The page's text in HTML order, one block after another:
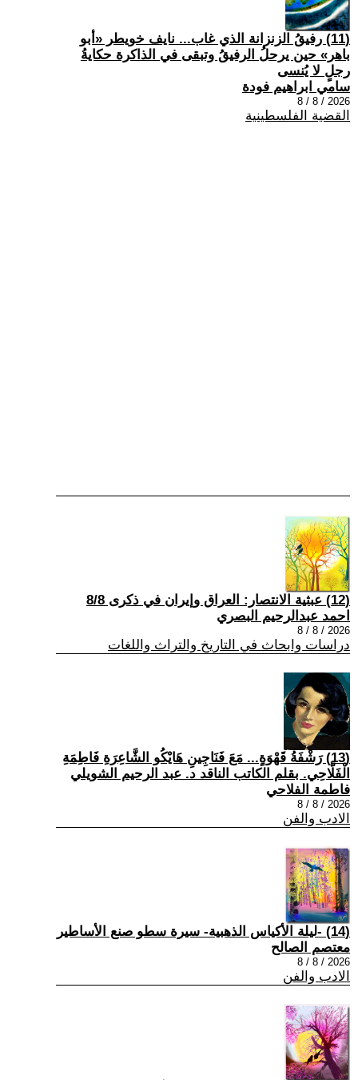
(11) رفيقُ الزنزانة الذي غاب... نايف خويطر «أبو
باهر» حين يرحلُ الرفيقُ وتبقى في الذاكرة حكايةُ
رجلٍ لا يُنسى
سامي ابراهيم فودة
2026 / 8 / 8
القضية الفلسطينية
(12) عبثية الانتصار: العراق وإيران في ذكرى 8/8
احمد عبدالرحيم البصري
2026 / 8 / 8
دراسات وابحاث في التاريخ والتراث واللغات
(13) رَشْفَةُ قَهْوَةٍ... مَعَ فَنَاجِينِ هَايْكُو الشَّاعِرَةِ فَاطِمَةِ
الْفَلَّاحِي. بقلم الكاتب الناقد د. عبد الرحيم الشويلي
فاطمة الفلاحي
2026 / 8 / 8
الادب والفن
(14) -ليلة الأكياس الذهبية- سيرة سطو صنع الأساطير
معتصم الصالح
2026 / 8 / 8
الادب والفن